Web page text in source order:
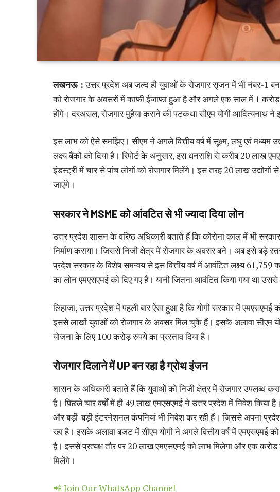
लखनऊ :उत्तर प्रदेश अब जल्द ही युवाओं के रोजगार सृजन में भी नंबर-1
को रोजगार के अवसरों में काफी ईजाफा हुआ है और अगले एक साल में 1
होंगे। दरअसल, रोजगार मुहैया कराने की पटकथा सीएम योगी आदित्यनाथ ने
इस लाभ को ऐसे समझिए। सीएम ने अगले वित्तीय वर्ष में सूक्ष्म, लघु एवं
लक्ष्य बैंकों को दिया है। रिपोर्ट के अनुसार, इस धनराशि से करीब 20 लाख
इंडस्ट्री में चार से पांच लोगों को रोजगार मिलेंगे। इस तरह 20 लाख उद्योगों
जाएंगे।
सरकार ने MSME को आंवटित से भी ज्यादा दिया लोन
उत्तर प्रदेश शासन के वरिष्ठ अधिकारी बताते हैं कि कोरोना काल में भी
निर्माण कराया। जिससे निजी क्षेत्र में रोजगार के अवसर बने। अब इसे बड़े
प्रदेश सरकार के विशेष समन्वय से इस वित्तीय वर्ष में आवंटित लक्ष्य
का लोन एमएसएमई को दिए गए हैं। यानी जितना आवंटित किया गया था उससे
लिहाजा, उत्तर प्रदेश में पहली बार ऐसा हुआ है कि योगी सरकार में
इससे लाखों युवाओं को रोजगार के अवसर मिल चुके हैं। इसके अलावा सीएम
योजना के लिए 100 करोड़ रुपये का प्रस्ताव दिया है।
रोजगार दिलाने मेंUPबन रहा है ग्रोथ इंजन
शासन के अधिकारी बताते हैं कि युवाओं को निजी क्षेत्र में रोजगार उपलब्ध
है। पिछले चार वर्षों में ही 49 लाख एमएसएमई ने उत्तर प्रदेश में निवेश किया
और बड़ी-बड़ी इंटरनेशनल कंपनियां भी निवेश कर रही हैं। जिससे अपना
रहा है। इसके अलावा बजट में सीएम योगी ने अगले वित्तीय वर्ष में एमएसएमई
है। इससे प्रत्यक्ष तौर पर 20 लाख एमएसएमई को लाभ मिलेगा और एक
मिलेंगे।
📲 Join Our WhatsApp Channel